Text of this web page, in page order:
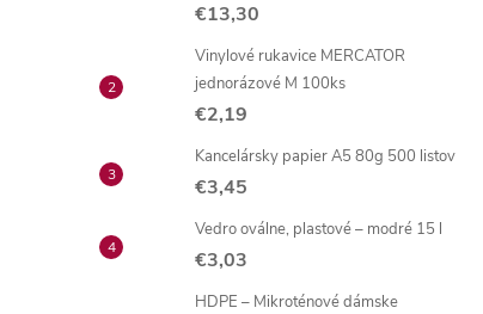
€13,30
Vinylové rukavice MERCATOR
jednorázové M 100ks
€2,19
Kancelársky papier A5 80g 500 listov
€3,45
Vedro oválne, plastové – modré 15 l
€3,03
HDPE – Mikroténové dámske